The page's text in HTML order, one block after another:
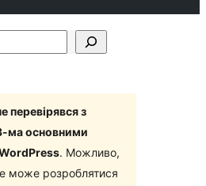
перевірявся з
ма основними
. Можливо,
може розроблятися